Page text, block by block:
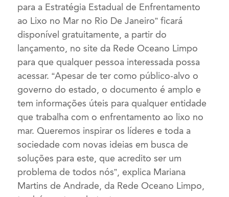
para a Estratégia Estadual de Enfrentamento
ao Lixo no Mar no Rio De Janeiro” ficará
disponível gratuitamente, a partir do
lançamento, no site da Rede Oceano Limpo
para que qualquer pessoa interessada possa
acessar. “Apesar de ter como público-alvo o
governo do estado, o documento é amplo e
tem informações úteis para qualquer entidade
que trabalha com o enfrentamento ao lixo no
mar. Queremos inspirar os líderes e toda a
sociedade com novas ideias em busca de
soluções para este, que acredito ser um
problema de todos nós”, explica Mariana
Martins de Andrade, da Rede Oceano Limpo,